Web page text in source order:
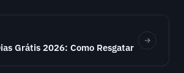
Grátis 2026: Como Resgatar